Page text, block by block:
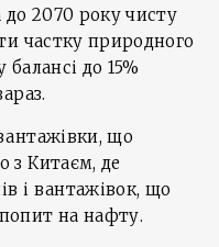
до 2070 року чисту
частку природного
до 15%
що
з Китаєм, де
і вантажівок, що
на нафту.